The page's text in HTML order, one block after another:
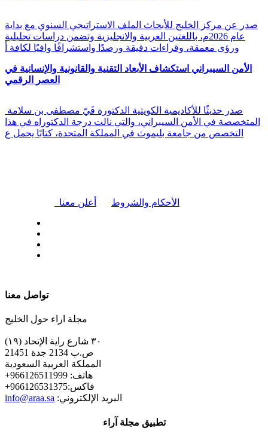
صدر عن مركز الخليج للأبحاث الملف الاستراتيجي السنوي مع بداية
عام 2026م، باللغتين العربية والانجليزية وتضمن دراسات تحليلية
ورؤى معمقة، وقراءات دقيقة ورصدًا واستشرافًا وافيًا لكافة أ
الأمن السيبراني استكشاف الأبعاد التقنية والقانونية والإنسانية في
العصر الرقمي
المتخصصة في الأمن السيبراني، والتي نالت درجة الدكتوراه في هذا
التخصص من جامعة بليموث في المملكة المتحدة، كتابًا يحمل ع
أعلن معنا الأحكام والشروط
تواصل معنا
مجلة اراء حول الخليج
٣٠ شارع راية الإتحاد (١٩)
ص.ب 2134 جدة 21451
المملكة العربية السعودية
+هاتف: 966126511999
+فاكس:966126531375
info@araa.sa :البريد الإلكتروني
تطبيق مجلة آراء